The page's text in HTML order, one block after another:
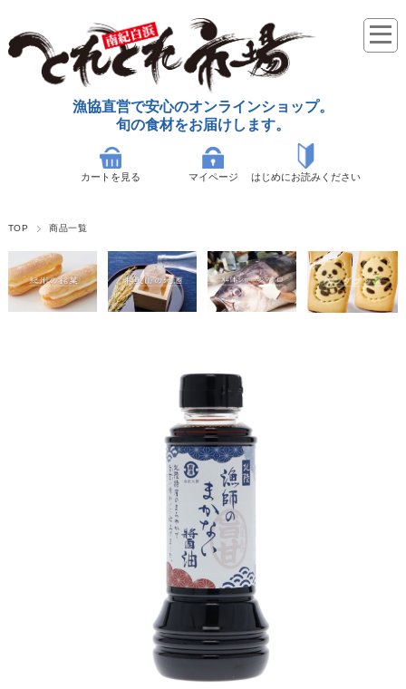
漁協直営で安心のオンラインショップ。
旬の食材をお届けします。
カートを見る マイページ はじめにお読みください
TOP 商品一覧